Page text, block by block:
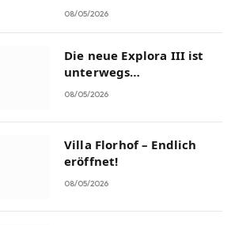
08/05/2026
Die neue Explora III ist
unterwegs…
08/05/2026
Villa Florhof – Endlich
eröffnet!
08/05/2026